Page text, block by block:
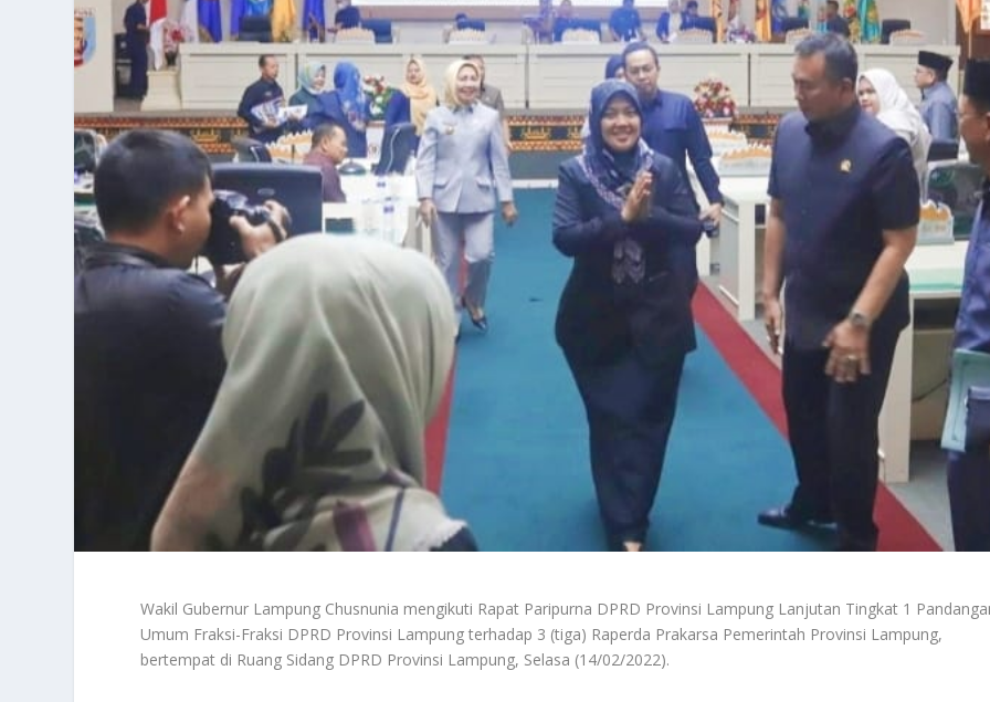
Wakil Gubernur Lampung Chusnunia mengikuti Rapat Paripurna DPRD Provinsi Lampung Lanjutan Tingkat 1
Umum Fraksi-Fraksi DPRD Provinsi Lampung terhadap 3 (tiga) Raperda Prakarsa Pemerintah Provinsi Lampung,
bertempat di Ruang Sidang DPRD Provinsi Lampung, Selasa (14/02/2022).